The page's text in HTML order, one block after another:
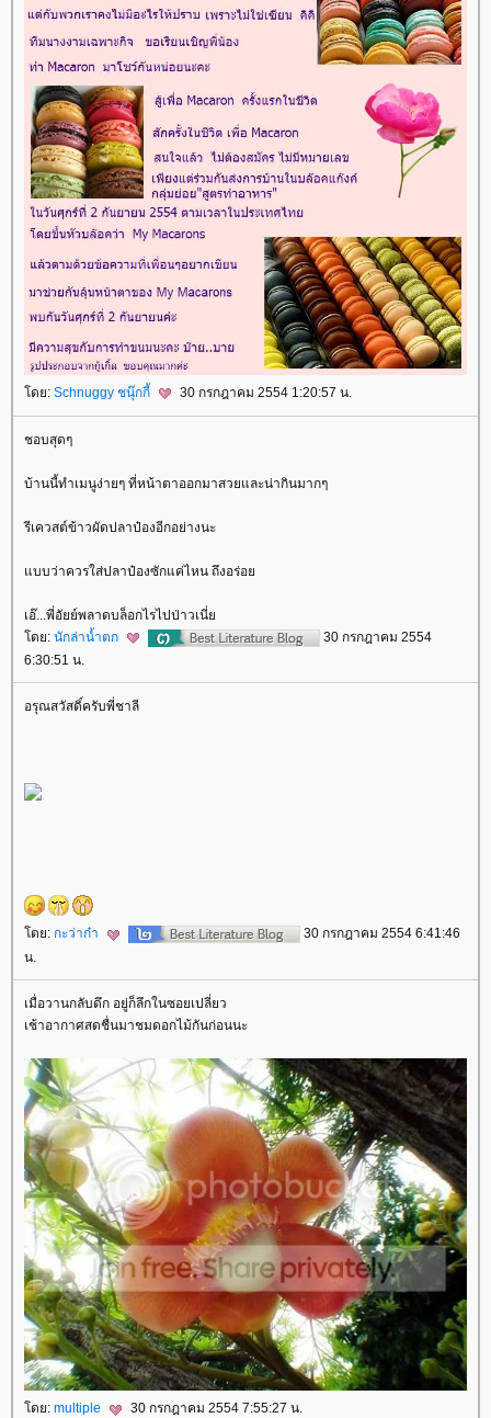
ดย: Schnuggy ชนุ๊กกี้ 30 กรกฎาคม 2554 1:20:57 น.
ชอบสุดๆ
บ้านนี้ทำเมนูง่ายๆ ที่หน้าตาออกมาสวยและน่ากินมากๆ
รีเควสต์ข้าวผัดปลาป๋องอีกอย่างนะ
บบว่าควรใส่ปลาป๋องซักแค่ไหน ถึงอร่อ
เอ๊...พี่อัยย์พลาดบล็อกไรไปป่าวเนี่
ดย: นักล่าน้ำตก
30 กรกฎาคม 2554
6:30:51 น.
อรุณสวัสดิ์ครับพี่ชาลี
ดย: กะว่าก๋า
30 กรกฎาคม 2554 6:41:46
น.
เมื่อวานกลับดึก อยู่ก็ลึกในซอยเปลี่ยว
เช้าอากาศสดชื่นมาชมดอกไม้กันก่อนนะ
ดย: multiple 30 กรกฎาคม 2554 7:55:27 น.